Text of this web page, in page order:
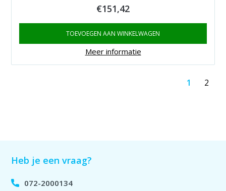
€151,42
TOEVOEGEN AAN WINKELWAGEN
Meer informatie
1 2
Heb je een vraag?
072-2000134